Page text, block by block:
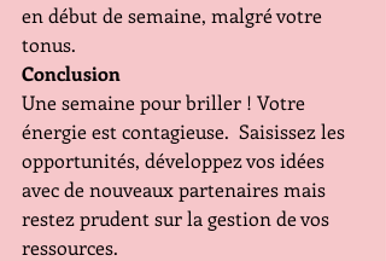
en début de semaine, malgré votre
tonus.
Conclusion
Une semaine pour briller ! Votre
énergie est contagieuse.  Saisissez les
opportunités, développez vos idées
avec de nouveaux partenaires mais
restez prudent sur la gestion de vos
ressources.